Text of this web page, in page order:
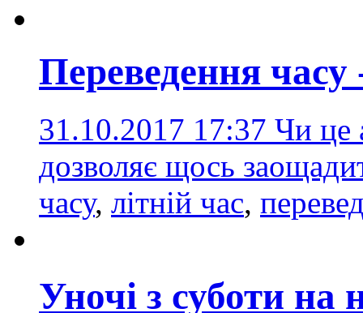
Переведення часу
31.10.2017 17:37 Чи це
дозволяє щось
часу, літній час,
Уночі з суботи на